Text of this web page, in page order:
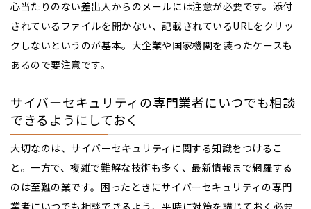
心当たりのない差出人からのメールには注意が必要です。添付
されているファイルを開かない、記載されているURLをクリッ
クしないというのが基本。大企業や国家機関を装ったケースも
あるので要注意です。
サイバーセキュリティの専門業者にいつでも相談
できるようにしておく
大切なのは、サイバーセキュリティに関する知識をつけるこ
と。一方で、複雑で難解な技術も多く、最新情報まで網羅する
のは至難の業です。困ったときにサイバーセキュリティの専門